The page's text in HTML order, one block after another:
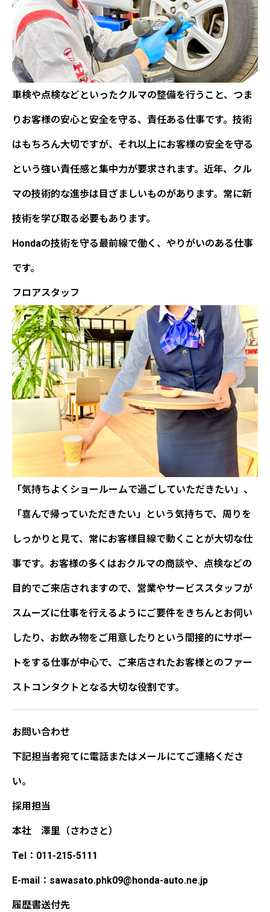
車検や点検などといったクルマの整備を行うこと、つま
りお客様の安心と安全を守る、責任ある仕事です。技術
はもちろん大切ですが、それ以上にお客様の安全を守る
という強い責任感と集中力が要求されます。近年、クル
マの技術的な進歩は目ざましいものがあります。常に新
技術を学び取る必要もあります。
Hondaの技術を守る最前線で働く、やりがいのある仕事
です。
フロアスタッフ
「気持ちよくショールームで過ごしていただきたい」、
「喜んで帰っていただきたい」という気持ちで、周りを
しっかりと見て、 常にお客様目線で動くことが大切な仕
事です。お客様の多くはおクルマの商談や、点検などの
目的でご来店されますので、営業やサービススタッフが
スムーズに仕事を行えるようにご要件をきちんとお伺い
したり、お飲み物をご用意したりという間接的にサポー
トをする仕事が中心で、ご来店されたお客様とのファー
ストコンタクトとなる大切な役割です。
お問い合わせ
下記担当者宛てに電話またはメールにてご連絡くださ
い。
採用担当
本社 澤里（さわさと）
Tel：011-215-5111
E-mail：sawasato.phk09@honda-auto.ne.jp
履歴書送付先